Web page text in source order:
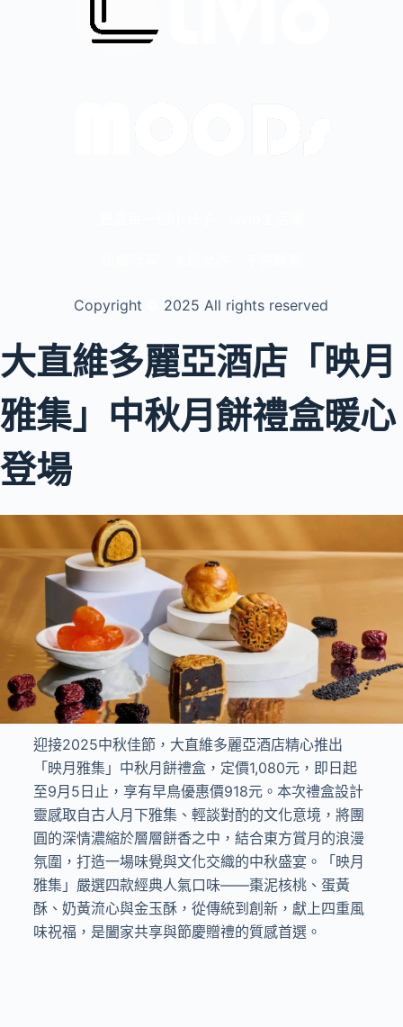
Copyright 2025 All rights reserved
大直維多麗亞酒店「映月
雅集」中秋月餅禮盒暖心
登場
迎接2025中秋佳節，大直維多麗亞酒店精心推出
「映月雅集」中秋月餅禮盒，定價1,080元，即日起
至9月5日止，享有早鳥優惠價918元。本次禮盒設計
靈感取自古人月下雅集、輕談對酌的文化意境，將團
圓的深情濃縮於層層餅香之中，結合東方賞月的浪漫
氛圍，打造一場味覺與文化交織的中秋盛宴。「映月
雅集」嚴選四款經典人氣口味——棗泥核桃、蛋黃
酥、奶黃流心與金玉酥，從傳統到創新，獻上四重風
味祝福，是闔家共享與節慶贈禮的質感首選。